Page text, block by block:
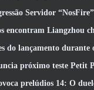
Servidor “NosFire” agora
Liangzhou cheio de neve agora disponível
do lançamento durante o
próximo teste Petit
prelúdios 14: O